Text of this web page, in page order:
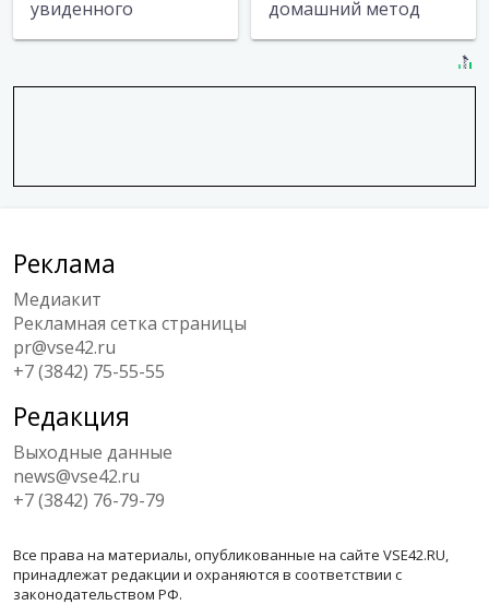
увиденного
домашний метод
Реклама
Медиакит
Рекламная сетка страницы
pr@vse42.ru
+7 (3842) 75-55-55
Редакция
Выходные данные
news@vse42.ru
+7 (3842) 76-79-79
Все права на материалы, опубликованные на сайте VSE42.RU,
принадлежат редакции и охраняются в соответствии с
законодательством РФ.